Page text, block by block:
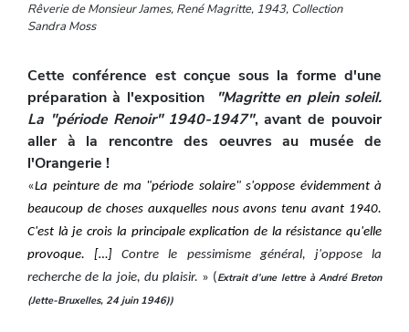
Rêverie de Monsieur James, René Magritte, 1943, Collection
Sandra Moss
Cette conférence est conçue sous la forme d'une
préparation à l'exposition
"Magritte en plein soleil.
La "période Renoir" 1940-1947", avant de pouvoir
aller à la rencontre des oeuvres au musée de
l'Orangerie !
«La peinture de ma "période solaire" s'oppose évidemment à
beaucoup de choses auxquelles nous avons tenu avant 1940.
C'est là je crois la principale explication de la résistance qu'elle
provoque. […]Contre le pessimisme général, j'oppose la
recherche de la joie, du plaisir. » (Extrait d’une lettre à André Breton
(Jette-Bruxelles, 24 juin 1946))